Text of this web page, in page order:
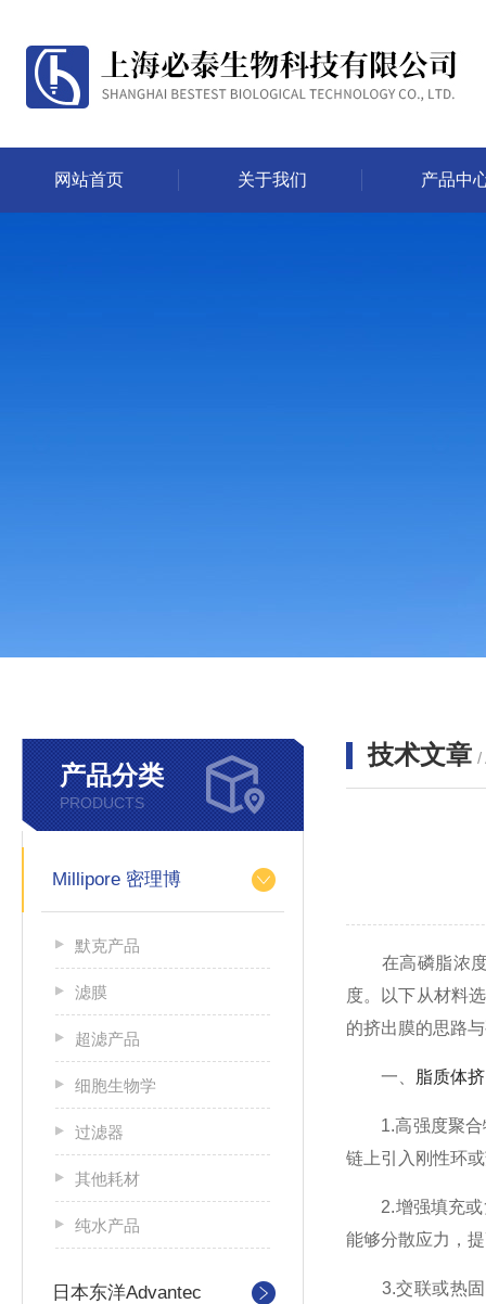
网站首页 关于我们 产品中
产品分类
PRODUCTS
Millipore 密理博
默克产品
滤膜
超滤产品
细胞生物学
过滤器
其他耗材
纯水产品
日本东洋Advantec
技术文章 /
在高磷脂浓度
度。以下从材料
的挤出膜的思路
一、 脂质体
1.高强度聚合物
链上引入刚性环
2.增强填充或复
能够分散应力，
3.交联或热固